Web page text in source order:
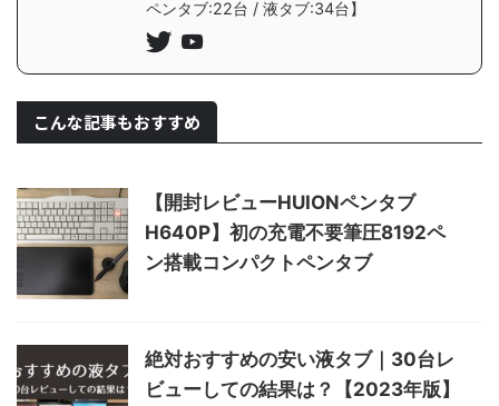
ペンタブ:22台 / 液タブ:34台】
こんな記事もおすすめ
【開封レビューHUIONペンタブ
H640P】初の充電不要筆圧8192ペ
ン搭載コンパクトペンタブ
絶対おすすめの安い液タブ｜30台レ
ビューしての結果は？【2023年版】